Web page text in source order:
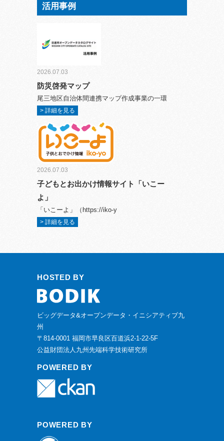
活用事例
2026.07.03
防災啓発マップ
尾三地区自治体間連携マップ作成事業の一環
> 詳細を見る
2026.07.03
子どもとお出かけ情報サイト「いこー
よ」
「いこーよ」（https://iko-y
> 詳細を見る
HOSTED BY
ビッグデータ&オープンデータ・イニシアティブ九
州
〒814-0001 福岡市早良区百道浜2-1-22-5F
公益財団法人九州先端科学技術研究所
POWERED BY
POWERED BY